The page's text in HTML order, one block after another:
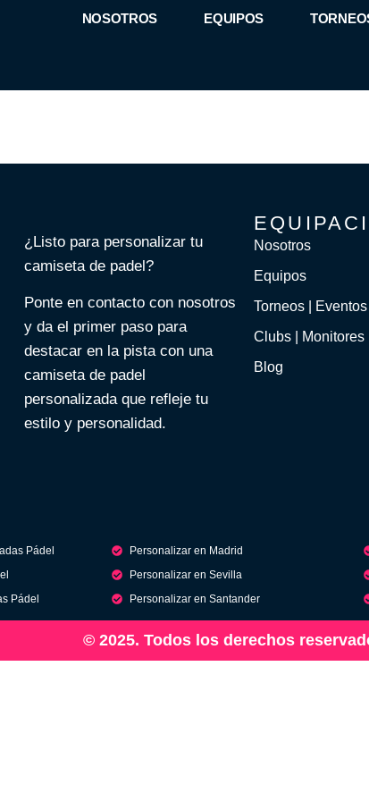
NOSOTROS EQUIPOS
¿Listo para personalizar tu
camiseta de padel?
Ponte en contacto con nosotros
y da el primer paso para
destacar en la pista con una
camiseta de padel
personalizada que refleje tu
estilo y personalidad.
Nosotros
Equipos
Torneos | Eventos
Clubs | Monitores
Blog
Pádel
Pádel
Personalizar en Madrid
Personalizar en Sevilla
Personalizar en Santander
© 2025. Todos los derechos